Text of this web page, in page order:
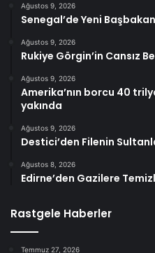
Ağustos 9, 2026
Senegal’de Yeni Başbakan
Ağustos 9, 2026
Rukiye Görgin’in Cansız
Ağustos 9, 2026
Amerika’nın borcu 40
yakında
Ağustos 9, 2026
Destici’den Filenin
Ağustos 8, 2026
Edirne’den Gazilere
Rastgele Haberler
Temmuz 27, 2026